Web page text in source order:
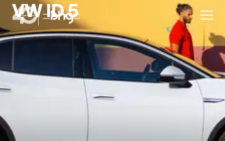
Aktion
VW ID.5